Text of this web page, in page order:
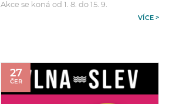
Akce se koná od 1. 8. do 15. 9.
VÍCE >
27
ČER